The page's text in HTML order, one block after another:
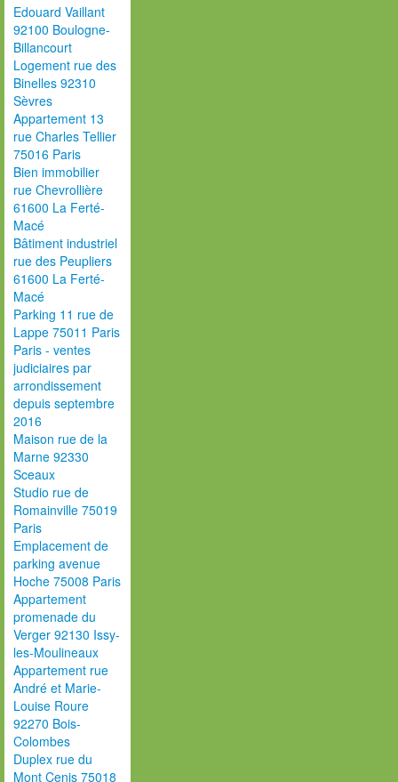
Edouard Vaillant
92100 Boulogne-
Billancourt
Logement rue des
Binelles 92310
Sèvres
Appartement 13
rue Charles Tellier
75016 Paris
Bien immobilier
rue Chevrollière
61600 La Ferté-
Macé
Bâtiment industriel
rue des Peupliers
61600 La Ferté-
Macé
Parking 11 rue de
Lappe 75011 Paris
Paris - ventes
judiciaires par
arrondissement
depuis septembre
2016
Maison rue de la
Marne 92330
Sceaux
Studio rue de
Romainville 75019
Paris
Emplacement de
parking avenue
Hoche 75008 Paris
Appartement
promenade du
Verger 92130 Issy-
les-Moulineaux
Appartement rue
André et Marie-
Louise Roure
92270 Bois-
Colombes
Duplex rue du
Mont Cenis 75018